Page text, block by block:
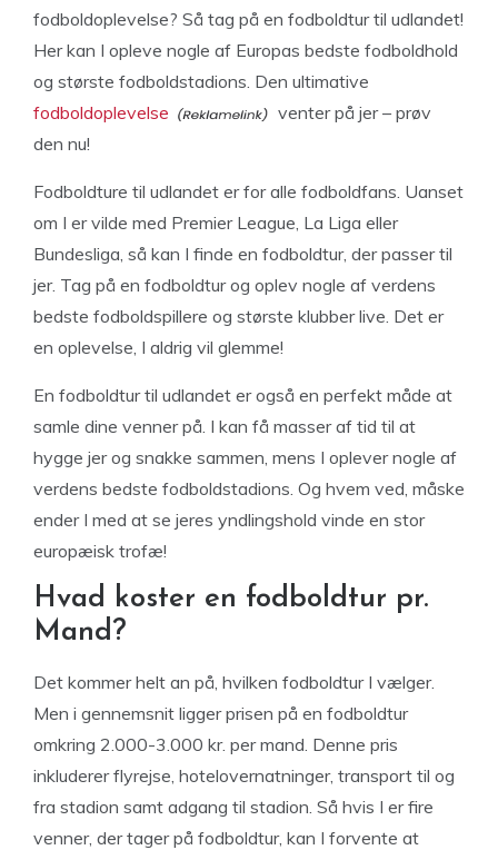
fodboldoplevelse? Så tag på en fodboldtur til udlandet!
Her kan I opleve nogle af Europas bedste fodboldhold
og største fodboldstadions. Den ultimative
fodboldoplevelse
venter på jer – prøv
den nu!
Fodboldture til udlandet er for alle fodboldfans. Uanset
om I er vilde med Premier League, La Liga eller
Bundesliga, så kan I finde en fodboldtur, der passer til
jer. Tag på en fodboldtur og oplev nogle af verdens
bedste fodboldspillere og største klubber live. Det er
en oplevelse, I aldrig vil glemme!
En fodboldtur til udlandet er også en perfekt måde at
samle dine venner på. I kan få masser af tid til at
hygge jer og snakke sammen, mens I oplever nogle af
verdens bedste fodboldstadions. Og hvem ved, måske
ender I med at se jeres yndlingshold vinde en stor
europæisk trofæ!
Hvad koster en fodboldtur pr.
Mand?
Det kommer helt an på, hvilken fodboldtur I vælger.
Men i gennemsnit ligger prisen på en fodboldtur
omkring 2.000-3.000 kr. per mand. Denne pris
inkluderer flyrejse, hotelovernatninger, transport til og
fra stadion samt adgang til stadion. Så hvis I er fire
venner, der tager på fodboldtur, kan I forvente at